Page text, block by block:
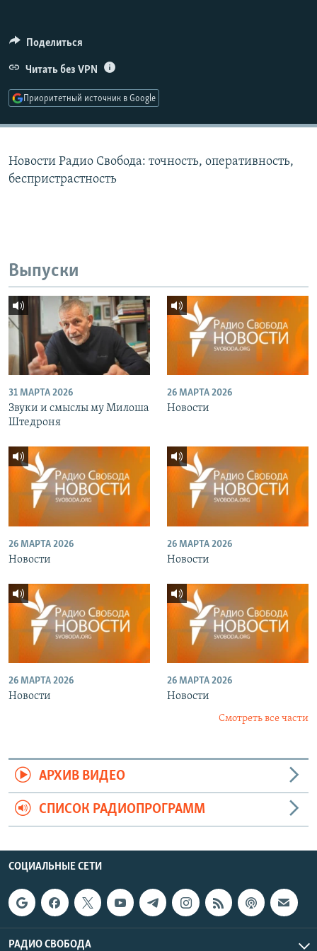
ПОДПИШИТЕСЬ НА РАССЫЛКУ
СОЦИАЛЬНЫЕ СЕТИ
Поделиться
Читать без VPN
Приоритетный источник в Google
Новости Радио Свобода: точность, оперативность,
беспристрастность
Выпуски
31 МАРТА 2026
Звуки и смыслы му Милоша
Штедроня
26 МАРТА 2026
Новости
26 МАРТА 2026
Новости
26 МАРТА 2026
Новости
26 МАРТА 2026
Новости
26 МАРТА 2026
Новости
Смотреть все части
АРХИВ ВИДЕО
СПИСОК РАДИОПРОГРАММ
СОЦИАЛЬНЫЕ СЕТИ
РАДИО СВОБОДА